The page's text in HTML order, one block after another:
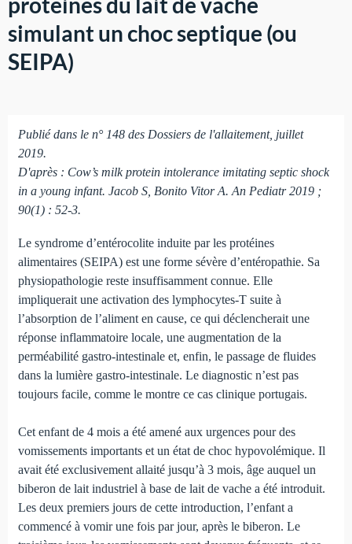
simulant un choc septique (ou
SEIPA)
Publié dans le n° 148 des Dossiers de l'allaitement, juillet
2019.
D'après : Cow’s milk protein intolerance imitating septic shock
in a young infant. Jacob S, Bonito Vitor A. An Pediatr 2019 ;
90(1) : 52-3.
Le syndrome d’entérocolite induite par les protéines
alimentaires (SEIPA) est une forme sévère d’entéropathie. Sa
physiopathologie reste insuffisamment connue. Elle
impliquerait une activation des lymphocytes-T suite à
l’absorption de l’aliment en cause, ce qui déclencherait une
réponse inflammatoire locale, une augmentation de la
perméabilité gastro-intestinale et, enfin, le passage de fluides
dans la lumière gastro-intestinale. Le diagnostic n’est pas
toujours facile, comme le montre ce cas clinique portugais.
Cet enfant de 4 mois a été amené aux urgences pour des
vomissements importants et un état de choc hypovolémique. Il
avait été exclusivement allaité jusqu’à 3 mois, âge auquel un
biberon de lait industriel à base de lait de vache a été introduit.
Les deux premiers jours de cette introduction, l’enfant a
commencé à vomir une fois par jour, après le biberon. Le